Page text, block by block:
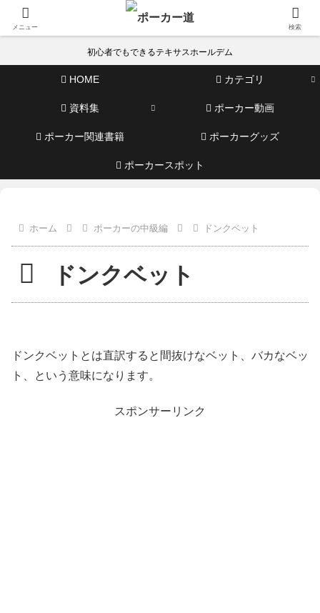
初心者でもできるテキサスホールデム
HOME カテゴリ
資料集 ポーカー動画
ポーカー関連書籍 ポーカーグッズ
ポーカースポット
ホーム ポーカーの中級編 ドンクベット
ドンクベット
ドンクベットとは直訳すると間抜けなベット、バカなベッ
ト、という意味になります。
スポンサーリンク
メニュー 検索